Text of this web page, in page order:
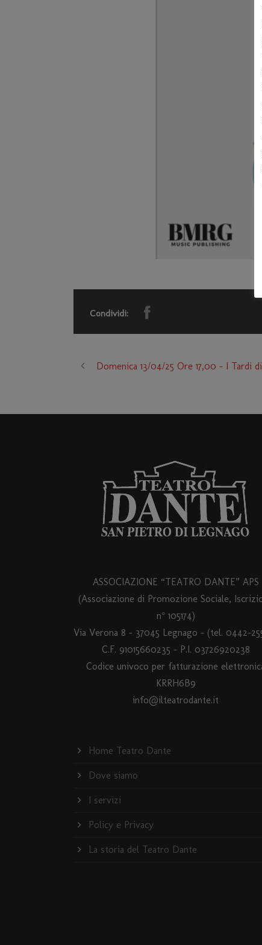
Condividi:
Domenica 13/04/25 Ore 17,00 – I Tardi
ASSOCIAZIONE “TEATRO DANTE” APS
(Associazione di Promozione Sociale,
n° 105174)
Via Verona 8 – 37045 Legnago – (tel. 0442-
C.F. 91015660235 - P.I. 03726920238
Codice univoco per fatturazione
KRRH6B9
info@ilteatrodante.it
Home Teatro Dante
Dove siamo
I servizi
Policy e Privacy
La storia del Teatro Dante